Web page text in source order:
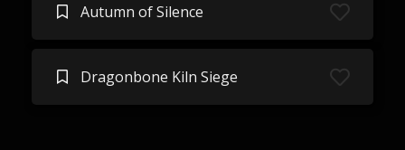
Autumn of Silence
Dragonbone Kiln Siege